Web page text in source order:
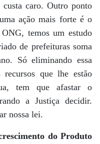
caro. Outro ponto
ação mais forte é o
temos um estudo
de prefeituras soma
Só eliminando essa
que lhe estão
tem que afastar o
a Justiça decidir.
nossa lei.
do Produto